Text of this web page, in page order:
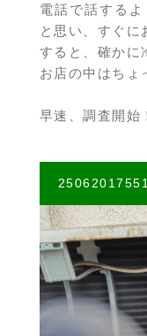
電話で話する
と思い、すぐに
すると、確かに
お店の中はちょ
早速、調査開始